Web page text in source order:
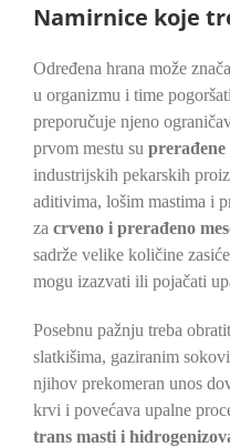
Namirnice koje
Određena hrana može
u organizmu i time
preporučuje njeno
prvom mestu su
industrijskih pekarskih
aditivima, lošim mastima i
za crveno i prerađeno
sadrže velike količine
mogu izazvati ili pojačati
Posebnu pažnju treba
slatkišima, gaziranim
njihov prekomeran unos
krvi i povećava upalne
trans masti i